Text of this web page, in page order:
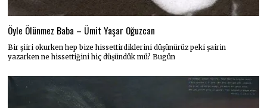
Öyle Ölünmez Baba – Ümit Yaşar Oğuzcan
Bir şiiri okurken hep bize hissettirdiklerini düşünürüz peki şairin
yazarken ne hissettiğini hiç düşündük mü? Bugün